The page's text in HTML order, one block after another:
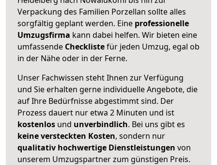
Verpackung des Familien Porzellan sollte alles
sorgfältig geplant werden. Eine professionelle
Umzugsfirma kann dabei helfen. Wir bieten eine
umfassende Checklistefür jeden Umzug, egal ob
in der Nähe oder in der Ferne.
Unser Fachwissen steht Ihnen zur Verfügung
und Sie erhalten gerne individuelle Angebote, die
auf Ihre Bedürfnisse abgestimmt sind. Der
Prozess dauert nur etwa 2 Minuten und ist
kostenlos und unverbindlich. Bei uns gibt es
keine versteckten Kosten, sondern nur
qualitativ hochwertige Dienstleistungen von
unserem Umzugspartner zum günstigen Preis.